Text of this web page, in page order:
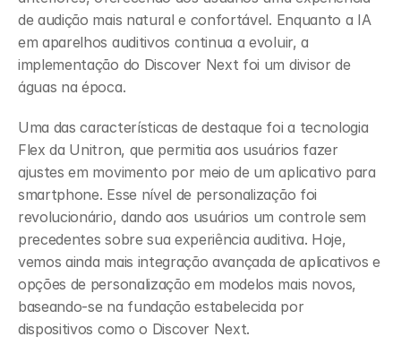
de audição mais natural e confortável. Enquanto a IA
em aparelhos auditivos continua a evoluir, a
implementação do Discover Next foi um divisor de
águas na época.
Uma das características de destaque foi a tecnologia
Flex da Unitron, que permitia aos usuários fazer
ajustes em movimento por meio de um aplicativo para
smartphone. Esse nível de personalização foi
revolucionário, dando aos usuários um controle sem
precedentes sobre sua experiência auditiva. Hoje,
vemos ainda mais integração avançada de aplicativos e
opções de personalização em modelos mais novos,
baseando-se na fundação estabelecida por
dispositivos como o Discover Next.